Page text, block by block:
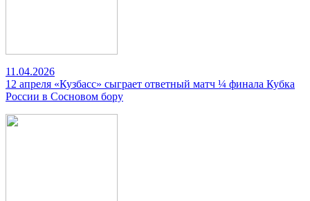
11.04.2026
12 апреля «Кузбасс» сыграет ответный матч ¼ финала Кубка
России в Сосновом бору